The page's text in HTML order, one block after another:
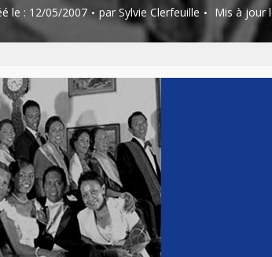
le : 12/05/2007 par Sylvie Clerfeuille Mis à jour